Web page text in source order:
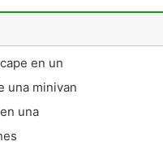
en un
una minivan
una